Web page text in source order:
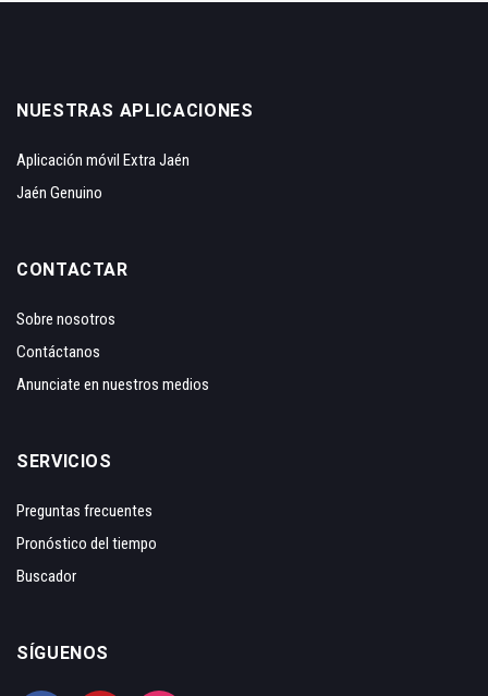
NUESTRAS APLICACIONES
Aplicación móvil Extra Jaén
Jaén Genuino
CONTACTAR
Sobre nosotros
Contáctanos
Anunciate en nuestros medios
SERVICIOS
Preguntas frecuentes
Pronóstico del tiempo
Buscador
SÍGUENOS